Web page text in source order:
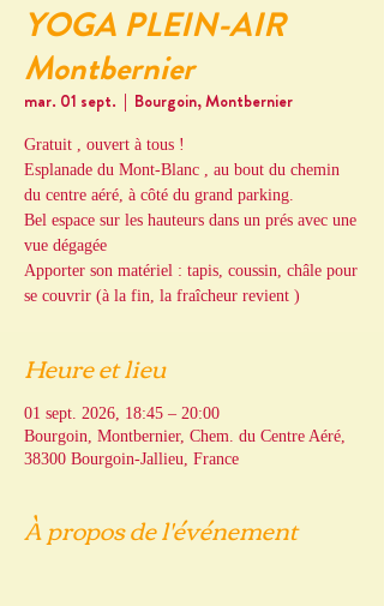
YOGA PLEIN-AIR
Montbernier
mar. 01 sept.
  |
Bourgoin, Montbernier
Gratuit , ouvert à tous !
Esplanade du Mont-Blanc , au bout du chemin
du centre aéré, à côté du grand parking.
Bel espace sur les hauteurs dans un prés avec une
vue dégagée
Apporter son matériel : tapis, coussin, châle pour
se couvrir (à la fin, la fraîcheur revient )
Heure et lieu
01 sept. 2026, 18:45 – 20:00
Bourgoin, Montbernier, Chem. du Centre Aéré,
38300 Bourgoin-Jallieu, France
À propos de l'événement